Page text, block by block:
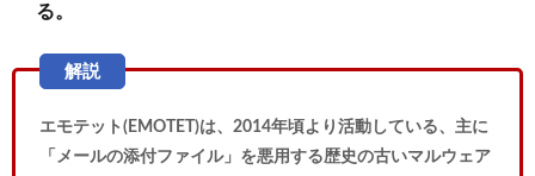
る。
エモテット(EMOTET)は、2014年頃より活動している、主に
「メールの添付ファイル」を悪用する歴史の古いマルウェア